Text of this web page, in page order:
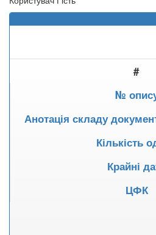
#
№
Анотація складу
Кількість
Крайні
ЦФК